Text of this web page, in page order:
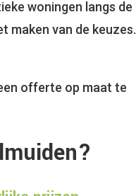
woningen langs de
maken van de keuzes.
offerte op maat te